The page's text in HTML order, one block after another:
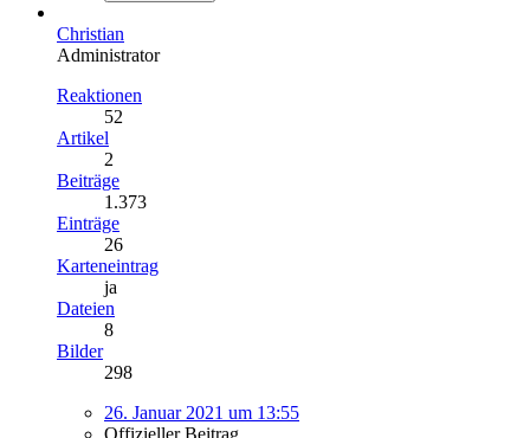
Christian
Administrator
Reaktionen
52
Artikel
2
Beiträge
1.373
Einträge
26
Karteneintrag
ja
Dateien
8
Bilder
298
26. Januar 2021 um 13:55
Offizieller Beitrag